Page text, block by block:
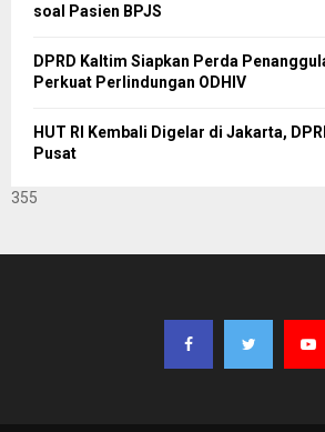
soal Pasien BPJS
DPRD Kaltim Siapkan Perda
Perkuat Perlindungan ODHIV
HUT RI Kembali Digelar di Jakarta,
Pusat
355